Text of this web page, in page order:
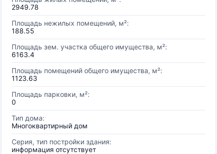
2949.78
Площадь нежилых помещений, м²:
188.55
Площадь зем. участка общего имущества, м²:
6163.4
Площадь помещений общего имущества, м²:
1123.63
Площадь парковки, м²:
0
Тип дома:
Многоквартирный дом
Серия, тип постройки здания:
информация отсутствует